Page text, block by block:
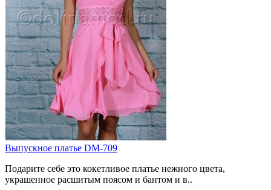
Выпускное платье DM-709
Подарите себе это кокетливое платье нежного цвета,
украшенное расшитым поясом и бантом и в..